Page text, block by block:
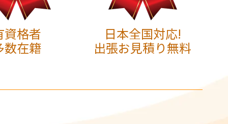
資格者
数在籍
日本全国対応!
出張お見積り無料